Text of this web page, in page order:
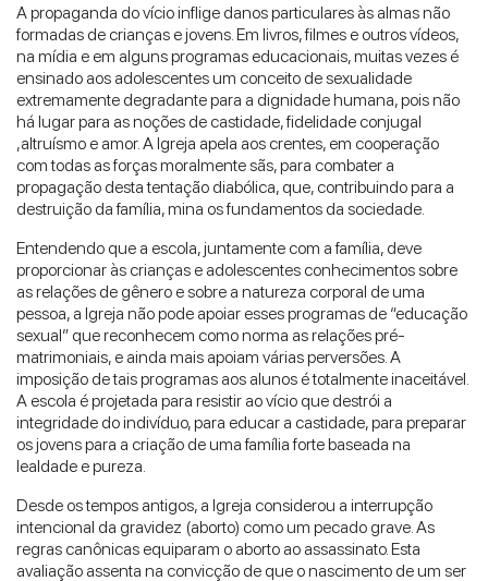
A propaganda do vício inflige danos particulares às almas não
formadas de crianças e jovens. Em livros, filmes e outros vídeos,
na mídia e em alguns programas educacionais, muitas vezes é
ensinado aos adolescentes um conceito de sexualidade
extremamente degradante para a dignidade humana, pois não
há lugar para as noções de castidade, fidelidade conjugal
,altruísmo e amor. A Igreja apela aos crentes, em cooperação
com todas as forças moralmente sãs, para combater a
propagação desta tentação diabólica, que, contribuindo para a
destruição da família, mina os fundamentos da sociedade.
Entendendo que a escola, juntamente com a família, deve
proporcionar às crianças e adolescentes conhecimentos sobre
as relações de gênero e sobre a natureza corporal de uma
pessoa, a Igreja não pode apoiar esses programas de “educação
sexual” que reconhecem como norma as relações pré-
matrimoniais, e ainda mais apoiam várias perversões. A
imposição de tais programas aos alunos é totalmente inaceitável.
A escola é projetada para resistir ao vício que destrói a
integridade do indivíduo, para educar a castidade, para preparar
os jovens para a criação de uma família forte baseada na
lealdade e pureza.
Desde os tempos antigos, a Igreja considerou a interrupção
intencional da gravidez (aborto) como um pecado grave. As
regras canônicas equiparam o aborto ao assassinato. Esta
avaliação assenta na convicção de que o nascimento de um ser